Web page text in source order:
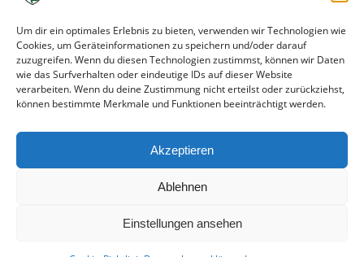
Um dir ein optimales Erlebnis zu bieten, verwenden wir Technologien wie
Cookies, um Geräteinformationen zu speichern und/oder darauf
zuzugreifen. Wenn du diesen Technologien zustimmst, können wir Daten
wie das Surfverhalten oder eindeutige IDs auf dieser Website
verarbeiten. Wenn du deine Zustimmung nicht erteilst oder zurückziehst,
können bestimmte Merkmale und Funktionen beeinträchtigt werden.
Akzeptieren
Ablehnen
Einstellungen ansehen
30. Juli 2026
Deine Spielminute: 89+1
28. Juli 2026
Neuer Rückensponsor
Neue Podcast-Folge: So tickt Björn!
27. Juli 2026